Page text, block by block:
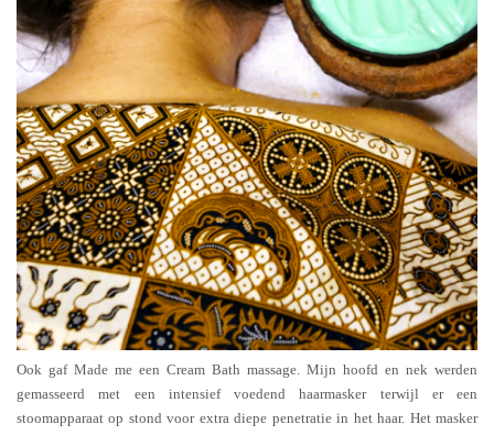
Ook gaf Made me een Cream Bath massage. Mijn hoofd en nek werden
gemasseerd met een intensief voedend haarmasker terwijl er een
stoomapparaat op stond voor extra diepe penetratie in het haar. Het masker